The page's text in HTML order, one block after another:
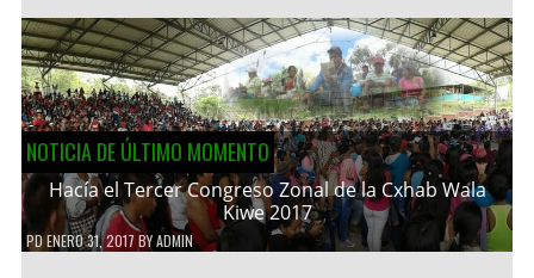
NOTICIA DE ÚLTIMO MOMENTO
Hacía el Tercer Congreso Zonal de la Cxhab Wala
Kiwe 2017
PDENERO 31, 2017 BYADMIN